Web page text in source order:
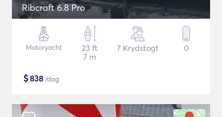
Ribcraft 6.8 Pro
Motoryacht
23 ft
7 m
7 Krydstogt 0
$838 /dag